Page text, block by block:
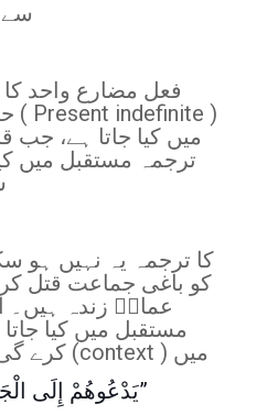
سے
فعل مضارع واحد
میں کیا جاتا ہے، جب
ترجمہ مستقبل میں
کا ترجمہ یہ نہیں
کو باغی جماعت قتل
عمارؓ زندہ ہیں۔
مستقبل میں کیا
کرے گی۔ اب اسی کے سیاق (context ) میں
“يَدْعُوهُمْ إِلَى الْجَنَّةِ وَيَدْعُونَهُ إِلَى النَّارِ”